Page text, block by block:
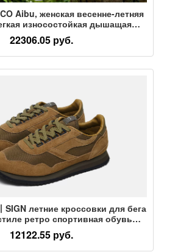
Aibu, женская весенне-летняя
износостойкая дышащая
обувь для отдыха, 820263
22306.05 руб.
SIGN летние кроссовки для бега
ретро спортивная обувь
обувь Wang Yibo в
том же стиле
12122.55 руб.